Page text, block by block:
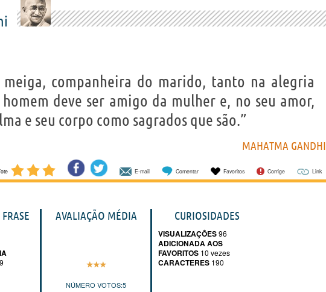
meiga, companheira do marido, tanto na alegria
deve ser amigo da mulher e, no seu amor,
e seu corpo como sagrados que são.”
MAHATMA GANDHI
E-mail Comentar Favoritos Corrige Link
AVALIAÇÃO MÉDIA
NÚMERO VOTOS:5
CURIOSIDADES
VISUALIZAÇÕES96
ADICIONADA AOS
FAVORITOS 10 vezes
CARACTERES 190